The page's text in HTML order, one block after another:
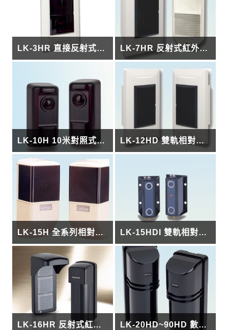
LK-3HR 直接反射式紅外線偵測器 LK-7HR 反射式紅外線偵測器(埋入型)
LK-10H 10米對照式紅外線 LK-12HD 雙軌相對式紅外線偵測器(埋入型)
LK-15H 全系列相對式紅外線偵測器 LK-15HDI 雙軌相對式紅外線偵測器
LK-16HR 反射式紅外線偵測器(室內外用) LK-20HD~90HD 數位雙軌紅外線偵測器